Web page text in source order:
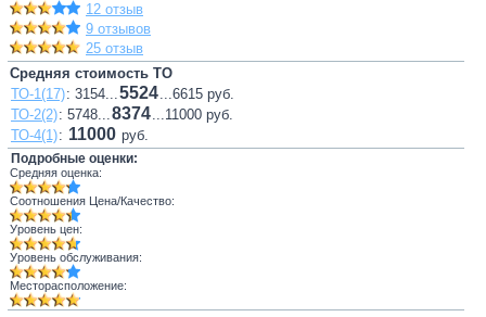
12 отзыв
9 отзывов
25 отзыв
Средняя стоимость ТО
ТО-1(17): 3154...5524...6615 руб.
ТО-2(2): 5748...8374...11000 руб.
ТО-4(1): 11000 руб.
Подробные оценки:
Средняя оценка:
Соотношения Цена/Качество:
Уровень цен:
Уровень обслуживания:
Месторасположение: